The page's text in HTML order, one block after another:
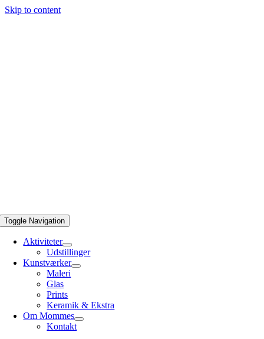
Skip to content
Toggle Navigation
Aktiviteter
Udstillinger
Kunstværker
Maleri
Glas
Prints
Keramik & Ekstra
Om Mommes
Kontakt